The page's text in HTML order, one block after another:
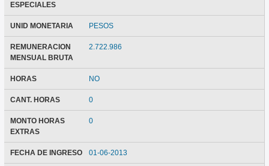
ESPECIALES
UNID MONETARIA PESOS
REMUNERACION
MENSUAL BRUTA
2.722.986
HORAS NO
CANT. HORAS 0
MONTO HORAS
EXTRAS
0
FECHA DE INGRESO 01-06-2013